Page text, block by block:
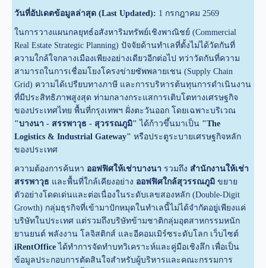
วันที่อัปเดตข้อมูลล่าสุด (Last Updated): 1 กรกฎาคม 2569
ในการวางแผนกลยุทธ์อสังหาริมทรัพย์เชิงพาณิชย์ (Commercial
Real Estate Strategic Planning) ปัจจัยด้านทำเลที่ตั้งไม่ได้วัดกันที่
ความใกล้ใจกลางเมืองเพียงอย่างเดียวอีกต่อไป ทว่าวัดกันที่ความ
สามารถในการเชื่อมโยงโครงข่ายซัพพลายเชน (Supply Chain
Grid) ความได้เปรียบทางภาษี และการบริหารต้นทุนการดำเนินงาน
ที่มีประสิทธิภาพสูงสุด ท่ามกลางกระแสการเติบโตทางเศรษฐกิจ
ของประเทศไทย พื้นที่กรุงเทพฯ ฝั่งตะวันออก โดยเฉพาะบริเวณ
"บางนา - สรรพาวุธ - สุวรรณภูมิ" ได้ก้าวขึ้นมาเป็น "The
Logistics & Industrial Gateway" หรือประตูระบายเศรษฐกิจหลัก
ของประเทศ
ความต้องการค้นหา ออฟฟิศให้เช่าบางนา รวมถึง สำนักงานให้เช่า
สรรพาวุธ และพื้นที่ใกล้เคียงอย่าง ออฟฟิศใกล้สุวรรณภูมิ ขยาย
ตัวอย่างโดดเด่นและต่อเนื่องในระดับเลขสองหลัก (Double-Digit
Growth) กลุ่มธุรกิจที่เข้ามาปักหมุดในทำเลนี้ไม่ได้จำกัดอยู่เพียงแค่
บริษัทในประเทศ แต่รวมถึงบริษัทข้ามชาติกลุ่มอุตสาหกรรมหนัก
ยานยนต์ พลังงาน โลจิสติกส์ และอีคอมเมิร์ซระดับโลก เว็บไซต์
iRentOffice ได้ทำการจัดทำบทวิเคราะห์และคู่มือเชิงลึก เพื่อเป็น
ข้อมูลประกอบการตัดสินใจสำหรับผู้บริหารและคณะกรรมการ